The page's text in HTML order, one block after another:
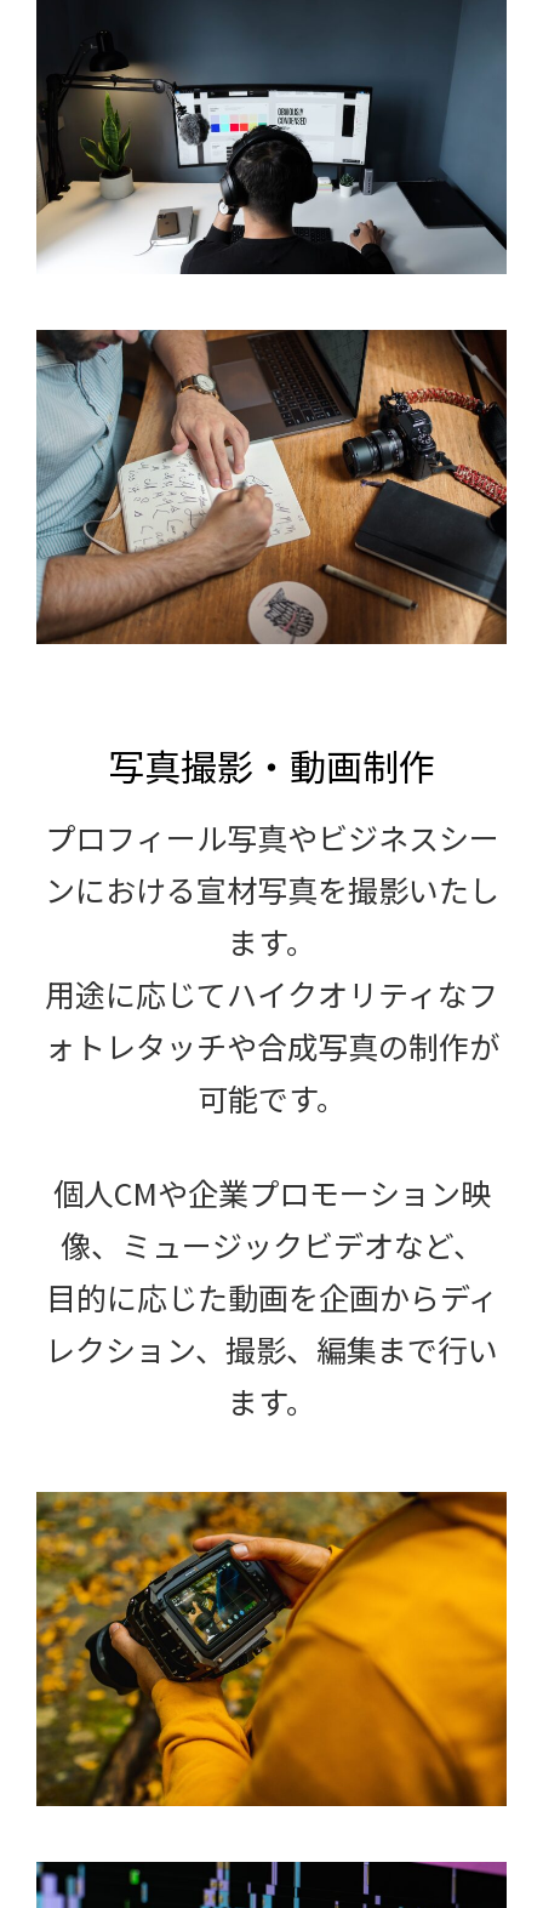
写真撮影・動画制作
プロフィール写真やビジネスシー
ンにおける宣材写真を撮影いたし
ます。
用途に応じてハイクオリティなフ
ォトレタッチや合成写真の制作が
可能です。
個人CMや企業プロモーション映
像、ミュージックビデオなど、
目的に応じた動画を企画からディ
レクション、撮影、編集まで行い
ます。